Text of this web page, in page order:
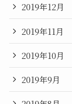
2019年12月
2019年11月
2019年10月
2019年9月